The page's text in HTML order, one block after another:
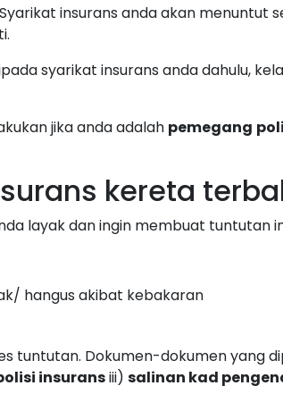
Syarikat insurans anda akan menuntut
syarikat insurans anda dahulu,
jika anda adalah pemegang
kereta
layak dan ingin membuat tuntutan
hangus akibat kebakaran
tuntutan. Dokumen-dokumen yang
insuransiii) salinan kad